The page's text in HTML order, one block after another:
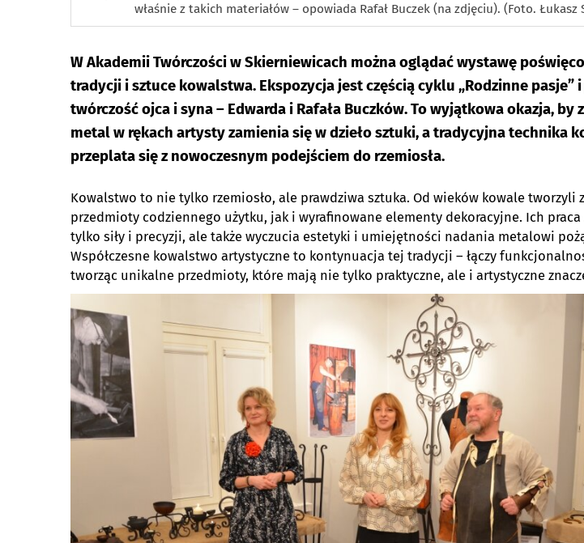
właśnie z takich materiałów – opowiada Rafał Buczek (na zdjęciu). (Foto. Łukasz
W Akademii Twórczości w Skierniewicach można oglądać wystawę
tradycji i sztuce kowalstwa. Ekspozycja jest częścią cyklu „Rodzinne pasje”
twórczość ojca i syna – Edwarda i Rafała Buczków. To wyjątkowa okazja, by
metal w rękach artysty zamienia się w dzieło sztuki, a tradycyjna technika
przeplata się z nowoczesnym podejściem do rzemiosła.
Kowalstwo to nie tylko rzemiosło, ale prawdziwa sztuka. Od wieków kowale tworzyli
przedmioty codziennego użytku, jak i wyrafinowane elementy dekoracyjne. Ich praca
tylko siły i precyzji, ale także wyczucia estetyki i umiejętności nadania metalowi
Współczesne kowalstwo artystyczne to kontynuacja tej tradycji – łączy
tworząc unikalne przedmioty, które mają nie tylko praktyczne, ale i artystyczne